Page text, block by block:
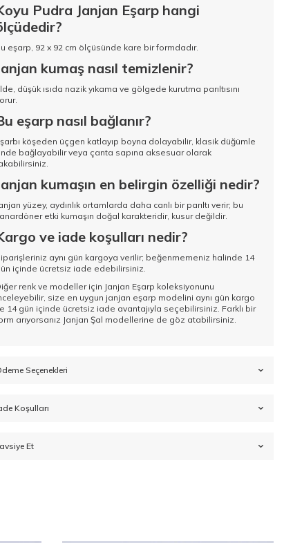
Pudra Janjan Eşarp hangi
eşarp, 92 x 92 cm ölçüsünde kare bir formdadır.
kumaş nasıl temizlenir?
düşük ısıda nazik yıkama ve gölgede kurutma parıltısını
eşarp nasıl bağlanır?
köşeden üçgen katlayıp boyna dolayabilir, klasik düğümle
bağlayabilir veya çanta sapına aksesuar olarak
kumaşın en belirgin özelliği nedir?
yüzey, aydınlık ortamlarda daha canlı bir parıltı verir; bu
etki kumaşın doğal karakteridir, kusur değildir.
ve iade koşulları nedir?
aynı gün kargoya verilir; beğenmemeniz halinde 14
içinde ücretsiz iade edebilirsiniz.
renk ve modeller için Janjan Eşarp koleksiyonunu
size en uygun janjan eşarp modelini aynı gün kargo
14 gün içinde ücretsiz iade avantajıyla seçebilirsiniz. Farklı bir
arıyorsanız Janjan Şal modellerine de göz atabilirsiniz.
Seçenekleri
Koşulları
Et